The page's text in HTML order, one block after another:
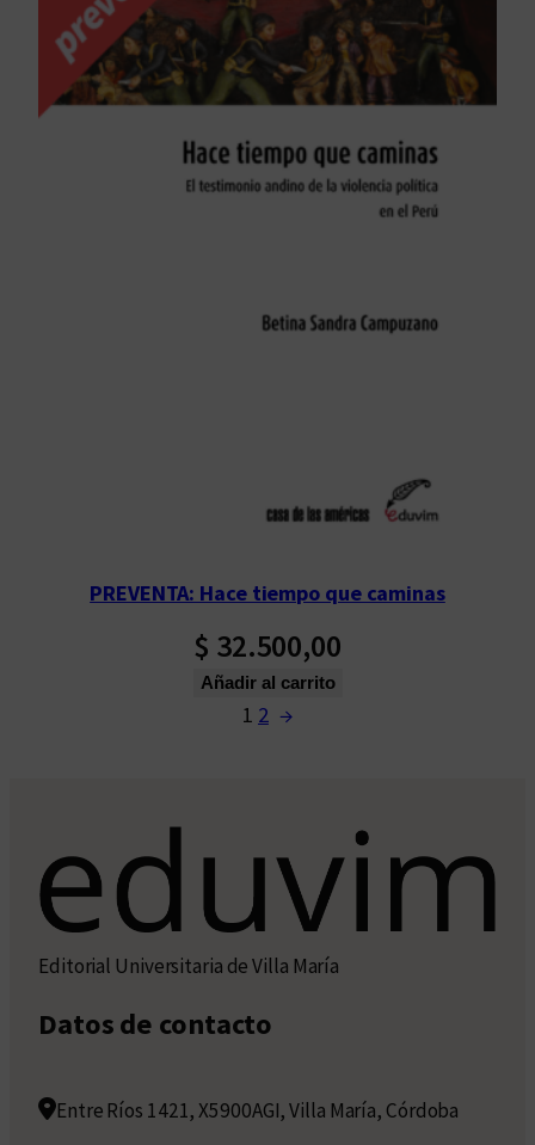
PREVENTA: Hace tiempo que caminas
$ 32.500,00
Añadir al carrito
1 2 →
Editorial Universitaria de Villa María
Datos de contacto
Entre Ríos 1421, X5900AGI, Villa María, Córdoba